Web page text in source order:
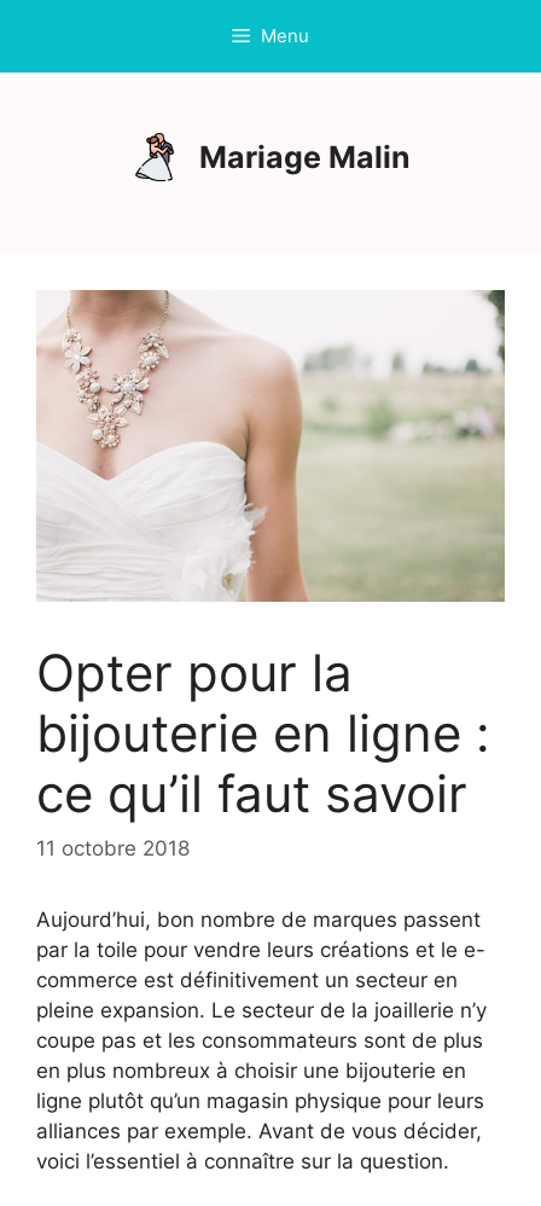
contenu
Menu
Mariage Malin
Opter pour la
bijouterie en ligne :
ce qu’il faut savoir
11 octobre 2018
Aujourd’hui, bon nombre de marques passent
par la toile pour vendre leurs créations et le e-
commerce est définitivement un secteur en
pleine expansion. Le secteur de la joaillerie n’y
coupe pas et les consommateurs sont de plus
en plus nombreux à choisir une bijouterie en
ligne plutôt qu’un magasin physique pour leurs
alliances par exemple. Avant de vous décider,
voici l’essentiel à connaître sur la question.